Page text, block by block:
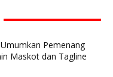
Pemenang
Maskot dan Tagline